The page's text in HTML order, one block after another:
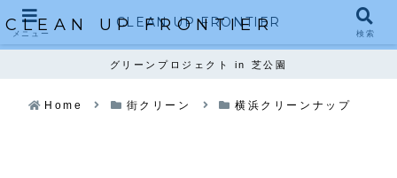
CLEAN UP FRONTIER
グリーンプロジェクト in 芝公園
Home 街クリーン 横浜クリーンナップ
メニュー
CLEAN UP FRONTIER
検索